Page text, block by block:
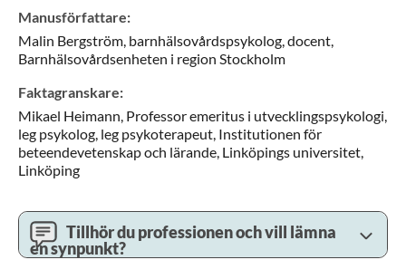
Manusförfattare:
Malin Bergström, barnhälsovårdspsykolog, docent,
Barnhälsovårdsenheten i region Stockholm
Faktagranskare:
Mikael Heimann, Professor emeritus i utvecklingspsykologi,
leg psykolog, leg psykoterapeut, Institutionen för
beteendevetenskap och lärande, Linköpings universitet,
Linköping
Tillhör du professionen och vill lämna
en synpunkt?